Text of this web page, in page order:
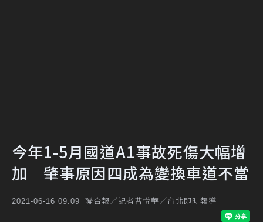
今年1-5月國道A1事故死傷大幅增
加 肇事原因四成為變換車道不當
2021-06-16 09:09 聯合報／記者曹悅華／台北即時報導